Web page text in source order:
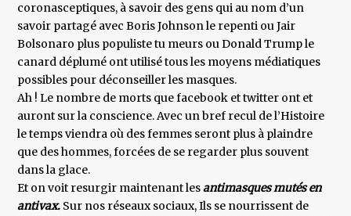
coronasceptiques, à savoir des gens qui au nom d’un
savoir partagé avec Boris Johnson le repenti ou Jair
Bolsonaro plus populiste tu meurs ou Donald Trump le
canard déplumé ont utilisé tous les moyens médiatiques
possibles pour déconseiller les masques.
Ah ! Le nombre de morts que facebook et twitter ont et
auront sur la conscience. Avec un bref recul de l’Histoire
le temps viendra où des femmes seront plus à plaindre
que des hommes, forcées de se regarder plus souvent
dans la glace.
Et on voit resurgir maintenant lesantimasques mutés en
antivax. Sur nos réseaux sociaux, Ils se nourrissent de